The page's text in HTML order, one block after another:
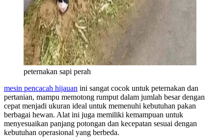
peternakan sapi perah
mesin pencacah hijauan ini sangat cocok untuk peternakan dan
pertanian, mampu memotong rumput dalam jumlah besar dengan
cepat menjadi ukuran ideal untuk memenuhi kebutuhan pakan
berbagai hewan. Alat ini juga memiliki kemampuan untuk
menyesuaikan panjang potongan dan kecepatan sesuai dengan
kebutuhan operasional yang berbeda.